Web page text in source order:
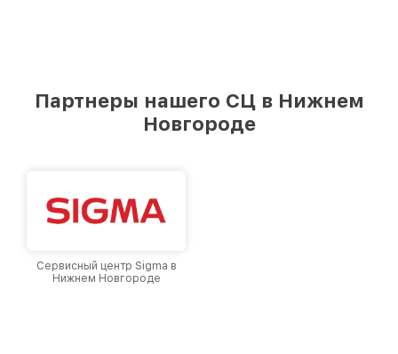
Партнеры нашего СЦ в Нижнем
Новгороде
Сервисный центр Sigma в
Нижнем Новгороде